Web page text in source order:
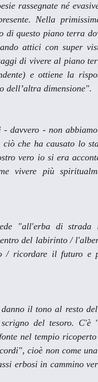
rassegnate né
Nella
di questo piano terra
attici con super
di vivere al piano
e ottiene la
dell’altra dimensione".
davvero - non
ciò che ha causato lo
vero io si era
vivere più
"all'erba di strada
del labirinto /
/ ricordare il futuro e
il tono al resto
del tesoro. C'è
nel tempio
cioè non come
erbosi in cammino